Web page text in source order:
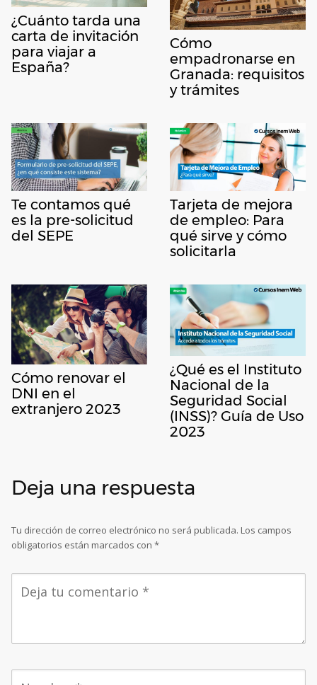
¿Cuánto tarda una
carta de invitación
para viajar a
España?
Cómo
empadronarse en
Granada: requisitos
y trámites
Te contamos qué
es la pre-solicitud
del SEPE
Tarjeta de mejora
de empleo: Para
qué sirve y cómo
solicitarla
Cómo renovar el
DNI en el
extranjero 2023
¿Qué es el Instituto
Nacional de la
Seguridad Social
(INSS)? Guía de Uso
2023
Deja una respuesta
Tu dirección de correo electrónico no será publicada. Los campos
obligatorios están marcados con *